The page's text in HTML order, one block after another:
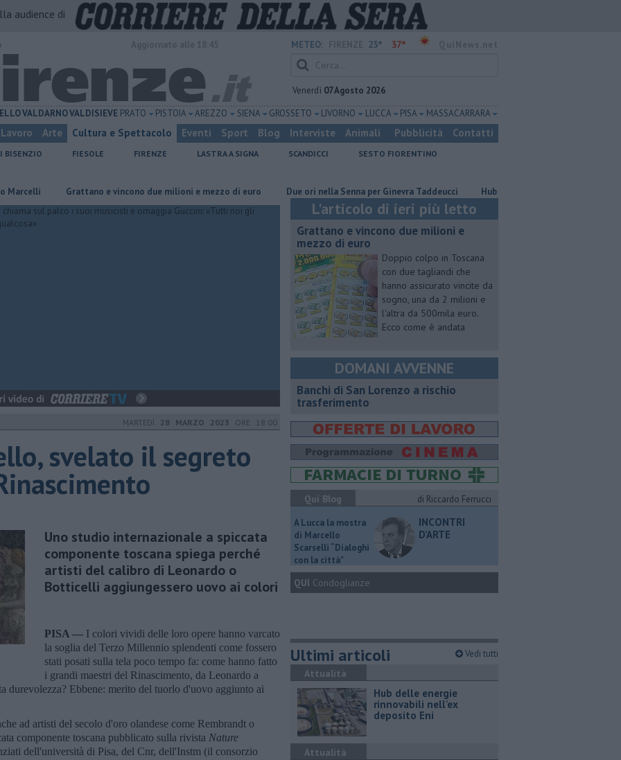
audience di
METEO: 23° 37°
Venerdì 07 Agosto 2026
VALDARNOVALDISIEVE PRATO PISTOIA AREZZO SIENA GROSSETO LIVORNO LUCCA PISA MASSA CARRARA
Lavoro Arte Cultura e Spettacolo Eventi Sport Blog Interviste Animali Pubblicità Contatti
BISENZIO FIESOLE FIRENZE LASTRA A SIGNA SCANDICCI
SESTO FIORENTINO
Grattano e vincono due milioni e mezzo di euro Due ori nella Senna per Ginevra Taddeucci Hub delle energie rinnovabili nell'ex
MARTEDÌ 28 MARZO 2023 ORE 18:00
svelato il segreto
Uno studio internazionale a spiccata
componente toscana spiega perché
artisti del calibro di Leonardo o
Botticelli aggiungessero uovo ai colori
PISA — I colori vividi delle loro opere hanno varcato
la soglia del Terzo Millennio splendenti come fossero
stati posati sulla tela poco tempo fa: come hanno fatto
i grandi maestri del Rinascimento, da Leonardo a
durevolezza? Ebbene: merito del tuorlo d'uovo aggiunto ai
ad artisti del secolo d'oro olandese come Rembrandt o
componente toscana pubblicato sulla rivista Nature
dell'università di Pisa, del Cnr, dell'Instm (il consorzio
L'articolo di ieri più letto
Grattano e vincono due milioni e
mezzo di euro
Doppio colpo in Toscana
con due tagliandi che
hanno assicurato vincite da
sogno, una da 2 milioni e
l'altra da 500mila euro.
Ecco come è andata
DOMANI AVVENNE
Banchi di San Lorenzo a rischio
trasferimento
Qui Blog
di Riccardo Ferrucci
A Lucca la mostra
di Marcello
Scarselli “Dialoghi
con la città"
INCONTRI
D'ARTE
QUI Condoglianze
Ultimi articoli Vedi tutti
Attualità
Hub delle energie
rinnovabili nell'ex
deposito Eni
Attualità